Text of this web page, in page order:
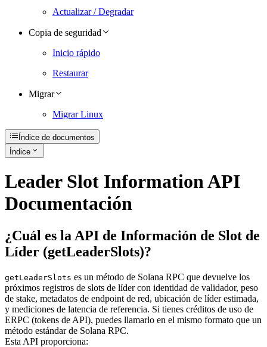
Actualizar / Degradar
Copia de seguridad
Inicio rápido
Restaurar
Migrar
Migrar Linux
Índice de documentos
Índice
Leader Slot Information API
Documentación
¿Cuál es la API de Información de Slot de
Líder (getLeaderSlots)?
getLeaderSlots es un método de Solana RPC que devuelve los
próximos registros de slots de líder con identidad de validador, peso
de stake, metadatos de endpoint de red, ubicación de líder estimada,
y mediciones de latencia de referencia. Si tienes créditos de uso de
ERPC (tokens de API), puedes llamarlo en el mismo formato que un
método estándar de Solana RPC.
Esta API proporciona: